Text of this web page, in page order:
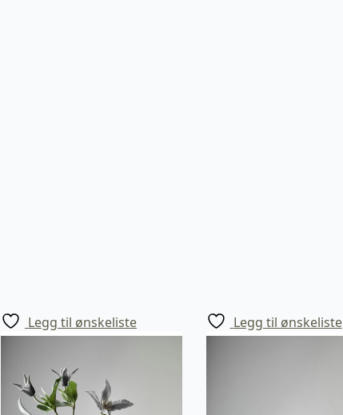
Legg til ønskeliste Legg til ønskeliste